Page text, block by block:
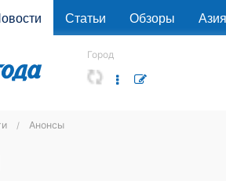
Статьи Обзоры Азия
Город
Анонсы